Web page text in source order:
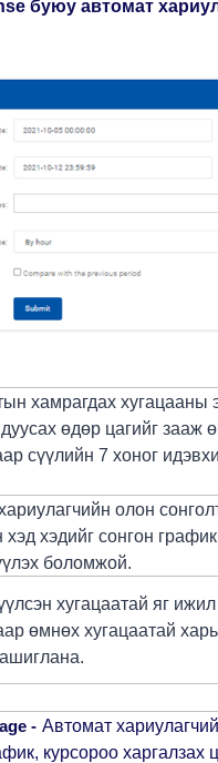
буюу автомат
хамрагдах хугацааны
өдөр цагийг зааж
сүүлийн 7 хоног
олон
хэд хэдийг сонгон
боломжой.
хугацаатай яг ижил
өмнөх хугацаатай
- Автомат
курсороо харгалзах